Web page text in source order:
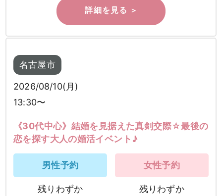
名古屋市
2026/08/10(月)
13:30〜
《30代中心》結婚を見据えた真剣交際☆最後の
恋を探す大人の婚活イベント♪
男性予約
残りわずか
女性予約
残りわずか